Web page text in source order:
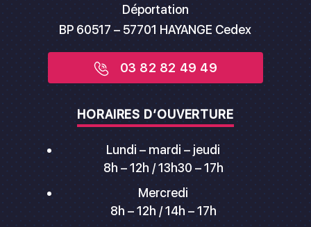
Déportation
BP 60517 – 57701 HAYANGE Cedex
03 82 82 49 49
HORAIRES D’OUVERTURE
Lundi – mardi – jeudi
8h – 12h / 13h30 – 17h
Mercredi
8h – 12h / 14h – 17h